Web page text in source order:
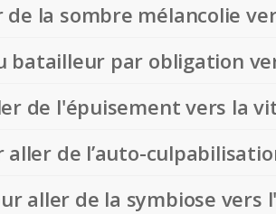
la sombre mélancolie
batailleur par obligation
de l'épuisement vers la
de l’auto-
aller de la symbiose vers